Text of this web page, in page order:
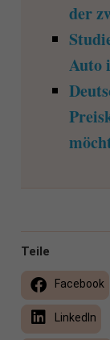
der
Auto
Teile
Facebook
LinkedIn